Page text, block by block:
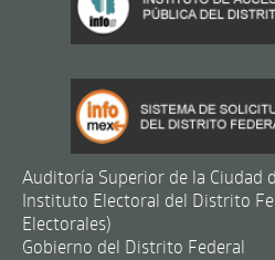
Auditoría Superior de la Ciudad
Instituto Electoral del Distrito
Electorales)
Gobierno del Distrito Federal